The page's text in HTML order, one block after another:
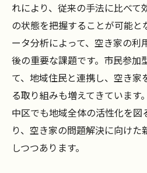
れにより、従来の手法に比べて
の状態を把握することが可能と
ータ分析によって、空き家の利
後の重要な課題です。市民参加
て、地域住民と連携し、空き家
る取り組みも増えてきています
中区でも地域全体の活性化を
り、空き家の問題解決に向け
しつつあります。